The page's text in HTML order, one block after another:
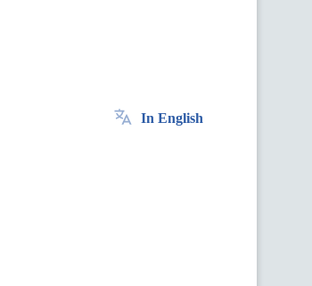
In English